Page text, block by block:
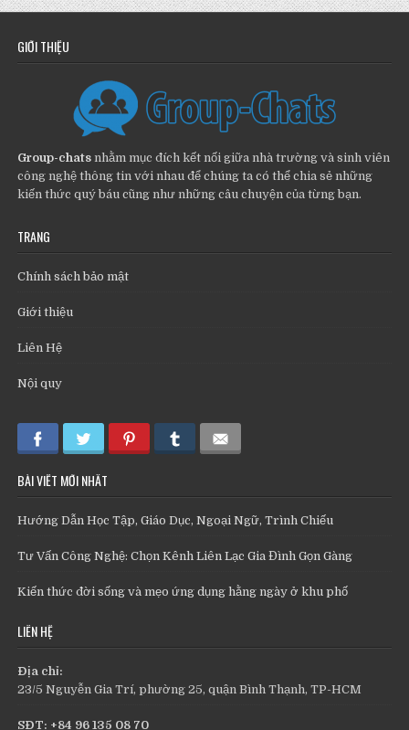
GIỚI THIỆU
Group-chats nhằm mục đích kết nối giữa nhà trường và sinh viên
công nghệ thông tin với nhau để chúng ta có thể chia sẻ những
kiến thức quý báu cũng như những câu chuyện của từng bạn.
TRANG
Chính sách bảo mật
Giới thiệu
Liên Hệ
Nội quy
BÀI VIẾT MỚI NHẤT
Hướng Dẫn Học Tập, Giáo Dục, Ngoại Ngữ, Trình Chiếu
Tư Vấn Công Nghệ: Chọn Kênh Liên Lạc Gia Đình Gọn Gàng
Kiến thức đời sống và mẹo ứng dụng hằng ngày ở khu phố
LIÊN HỆ
Địa chỉ:
23/5 Nguyễn Gia Trí, phường 25, quận Bình Thạnh, TP-HCM
SĐT: +84 96 135 08 70